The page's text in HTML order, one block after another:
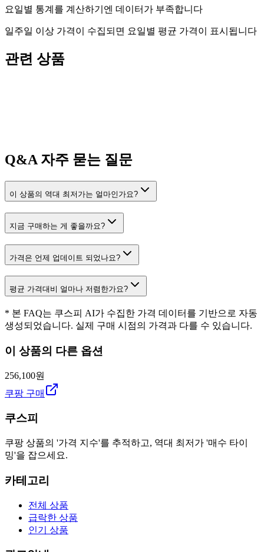
요일별 통계를 계산하기엔 데이터가 부족합니다
일주일 이상 가격이 수집되면 요일별 평균 가격이 표시됩니다
관련 상품
Q&A자주 묻는 질문
이 상품의 역대 최저가는 얼마인가요?
지금 구매하는 게 좋을까요?
가격은 언제 업데이트 되었나요?
평균 가격대비 얼마나 저렴한가요?
* 본 FAQ는 쿠스피 AI가 수집한 가격 데이터를 기반으로 자동
생성되었습니다. 실제 구매 시점의 가격과 다를 수 있습니다.
이 상품의 다른 옵션
256,100원
쿠팡 구매
쿠스피
쿠팡 상품의 '가격 지수'를 추적하고, 역대 최저가 '매수 타이
밍'을 잡으세요.
카테고리
전체 상품
급락한 상품
인기 상품